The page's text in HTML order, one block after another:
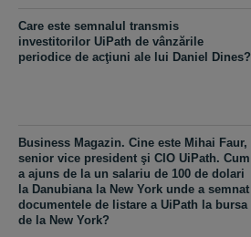
Care este semnalul transmis
investitorilor UiPath de vânzările
periodice de acţiuni ale lui Daniel Dines?
Business Magazin. Cine este Mihai Faur,
senior vice president şi CIO UiPath. Cum
a ajuns de la un salariu de 100 de dolari
la Danubiana la New York unde a semnat
documentele de listare a UiPath la bursa
de la New York?